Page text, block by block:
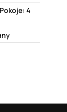
Pokoje: 4